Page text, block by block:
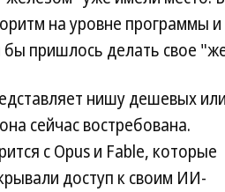
на уровне программы
бы пришлось делать свое
нишу дешевых или
сейчас востребована.
с Opus и Fable, которые
доступ к своим ИИ-